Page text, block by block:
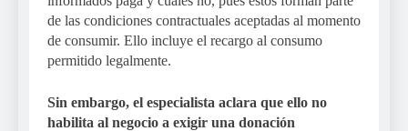
de las condiciones contractuales aceptadas al momento
de consumir. Ello incluye el recargo al consumo
permitido legalmente.
Sin embargo, el especialista aclara que ello no
habilita al negocio a exigir una donación